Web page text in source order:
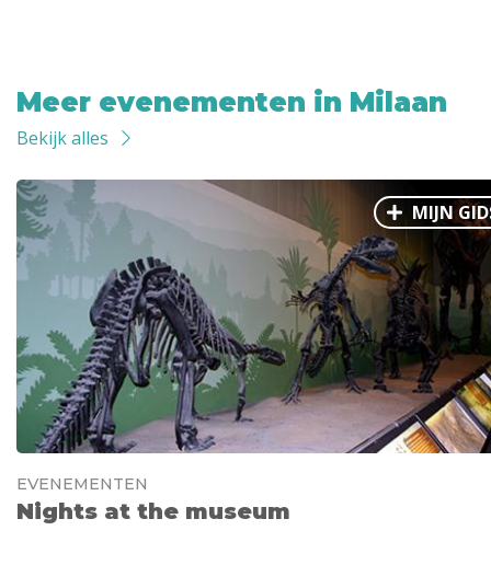
Meer evenementen in Milaan
Bekijk alles
MIJN
EVENEMENTEN
Nights at the museum